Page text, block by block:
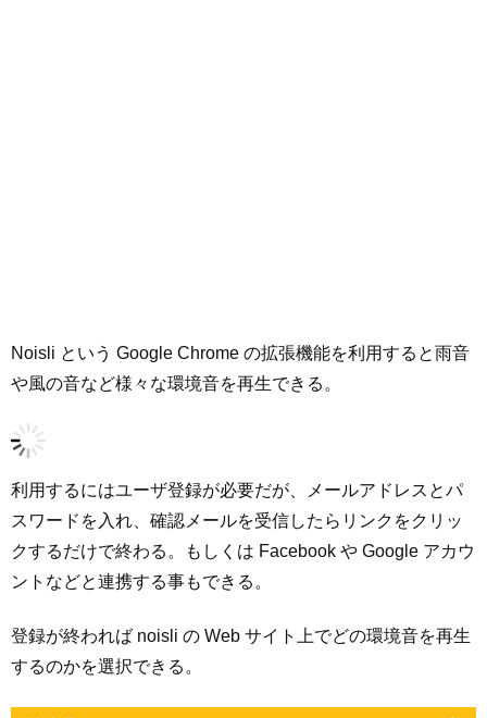
Noisli という Google Chrome の拡張機能を利用すると雨音
や風の音など様々な環境音を再生できる。
利用するにはユーザ登録が必要だが、メールアドレスとパ
スワードを入れ、確認メールを受信したらリンクをクリッ
クするだけで終わる。もしくは Facebook や Google アカウ
ントなどと連携する事もできる。
登録が終われば noisli の Web サイト上でどの環境音を再生
するのかを選択できる。